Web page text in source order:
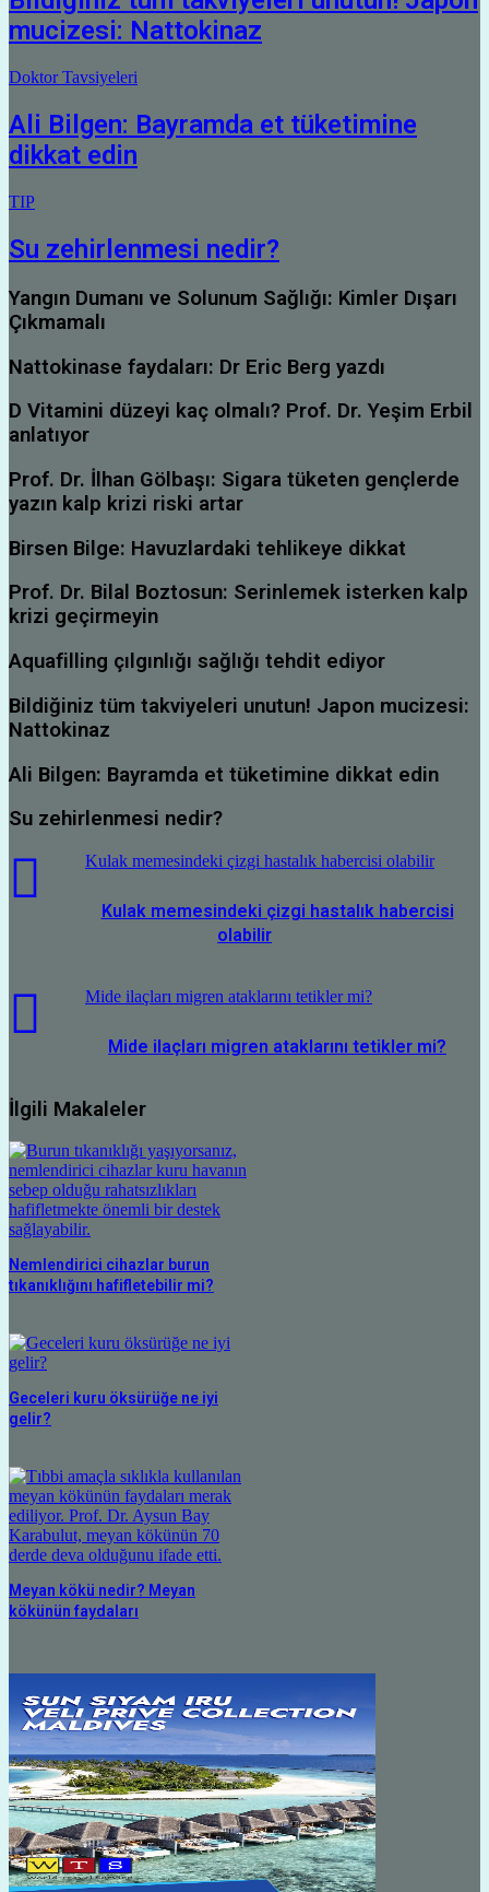
mucizesi: Nattokinaz
Doktor Tavsiyeleri
Ali Bilgen: Bayramda et tüketimine
dikkat edin
TIP
Su zehirlenmesi nedir?
Yangın Dumanı ve Solunum Sağlığı: Kimler Dışarı
Çıkmamalı
Nattokinase faydaları: Dr Eric Berg yazdı
D Vitamini düzeyi kaç olmalı? Prof. Dr. Yeşim Erbil
anlatıyor
Prof. Dr. İlhan Gölbaşı: Sigara tüketen gençlerde
yazın kalp krizi riski artar
Birsen Bilge: Havuzlardaki tehlikeye dikkat
Prof. Dr. Bilal Boztosun: Serinlemek isterken kalp
krizi geçirmeyin
Aquafilling çılgınlığı sağlığı tehdit ediyor
Bildiğiniz tüm takviyeleri unutun! Japon mucizesi:
Nattokinaz
Ali Bilgen: Bayramda et tüketimine dikkat edin
Su zehirlenmesi nedir?
Kulak memesindeki çizgi hastalık habercisi olabilir
Kulak memesindeki çizgi hastalık habercisi
olabilir
Mide ilaçları migren ataklarını tetikler mi?
Mide ilaçları migren ataklarını tetikler mi?
İlgili Makaleler
Nemlendirici cihazlar burun
tıkanıklığını hafifletebilir mi?
Geceleri kuru öksürüğe ne iyi
gelir?
Meyan kökü nedir? Meyan
kökünün faydaları